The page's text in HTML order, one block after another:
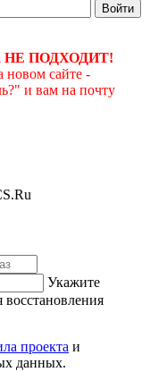
Войти
НЕ ПОДХОДИТ!
новом сайте -
и вам на почту
Укажите
проекта и
данных.